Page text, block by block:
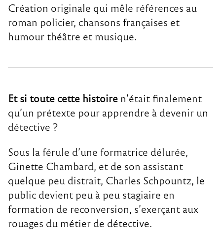
Création originale qui mêle références au
roman policier, chansons françaises et
humour théâtre et musique.
Et si toute cette histoire n’était finalement
qu’un prétexte pour apprendre à devenir un
détective ?
Sous la férule d’une formatrice délurée,
Ginette Chambard, et de son assistant
quelque peu distrait, Charles Schpountz, le
public devient peu à peu stagiaire en
formation de reconversion, s’exerçant aux
rouages du métier de détective.